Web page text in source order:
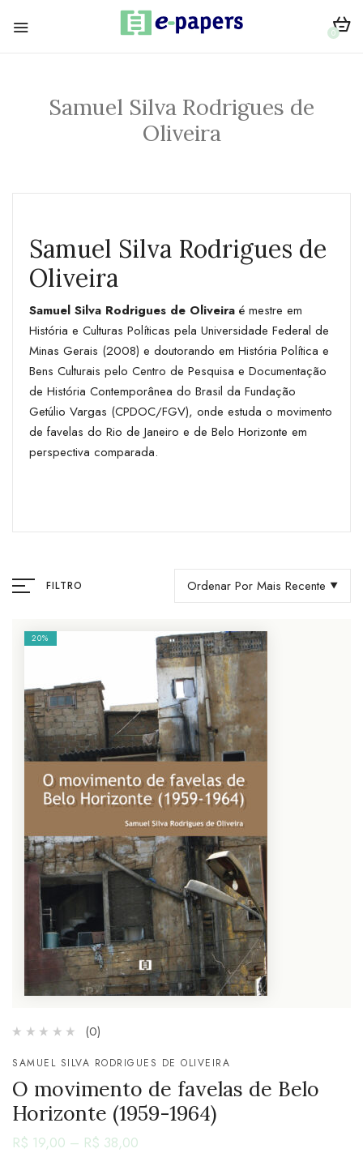
0
Samuel Silva Rodrigues de
Oliveira
Samuel Silva Rodrigues de
Oliveira
Samuel Silva Rodrigues de Oliveira é mestre em
História e Culturas Políticas pela Universidade Federal de
Minas Gerais (2008) e doutorando em História Política e
Bens Culturais pelo Centro de Pesquisa e Documentação
de História Contemporânea do Brasil da Fundação
Getúlio Vargas (CPDOC/FGV), onde estuda o movimento
de favelas do Rio de Janeiro e de Belo Horizonte em
perspectiva comparada.
FILTRO Ordenar Por Mais Recente
20%
(0)
SAMUEL SILVA RODRIGUES DE OLIVEIRA
O movimento de favelas de Belo
Horizonte (1959-1964)
R$ 19,00 – R$ 38,00